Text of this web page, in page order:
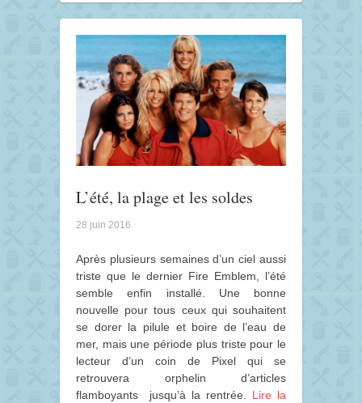
L’été, la plage et les soldes
28 juin 2016
Après plusieurs semaines d’un ciel aussi
triste que le dernier Fire Emblem, l’été
semble enfin installé. Une bonne
nouvelle pour tous ceux qui souhaitent
se dorer la pilule et boire de l’eau de
mer, mais une période plus triste pour le
lecteur d’un coin de Pixel qui se
retrouvera orphelin d’articles
flamboyants jusqu’à la rentrée. Lire la